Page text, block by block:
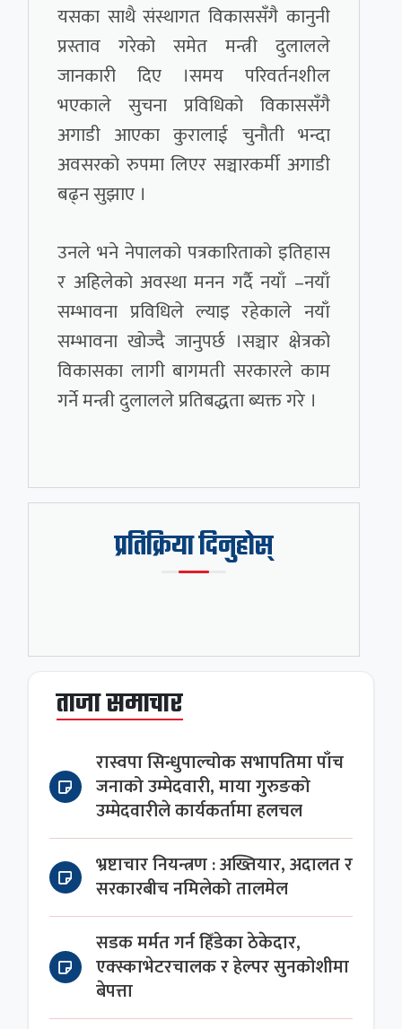
यसका साथै संस्थागत विकाससँगै कानुनी
प्रस्ताव गरेको समेत मन्त्री दुलालले
जानकारी दिए ।समय परिवर्तनशील
भएकाले सुचना प्रविधिको विकाससँगै
अगाडी आएका कुरालाई चुनौती भन्दा
अवसरको रुपमा लिएर सञ्चारकर्मी अगाडी
बढ्न सुझाए ।
उनले भने नेपालको पत्रकारिताको इतिहास
र अहिलेको अवस्था मनन गर्दै नयाँ –नयाँ
सम्भावना प्रविधिले ल्याइ रहेकाले नयाँ
सम्भावना खोज्दै जानुपर्छ ।सञ्चार क्षेत्रको
विकासका लागी बागमती सरकारले काम
गर्ने मन्त्री दुलालले प्रतिबद्धता ब्यक्त गरे ।
प्रतिक्रिया दिनुहोस्
ताजा समाचार
रास्वपा सिन्धुपाल्चोक सभापतिमा पाँच
जनाको उम्मेदवारी, माया गुरुङको
उम्मेदवारीले कार्यकर्तामा हलचल
भ्रष्टाचार नियन्त्रण : अख्तियार, अदालत र
सरकारबीच नमिलेको तालमेल
सडक मर्मत गर्न हिँडेका ठेकेदार,
एक्स्काभेटरचालक र हेल्पर सुनकोशीमा
बेपत्ता